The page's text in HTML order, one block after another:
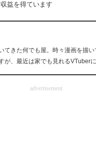
益を得ています
てきた何でも屋。時々漫画を描
、最近は家でも見れるVTuberに
advertisement